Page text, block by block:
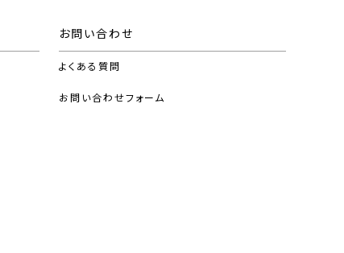
お問い合わせ
よくある質問
お問い合わせフォーム